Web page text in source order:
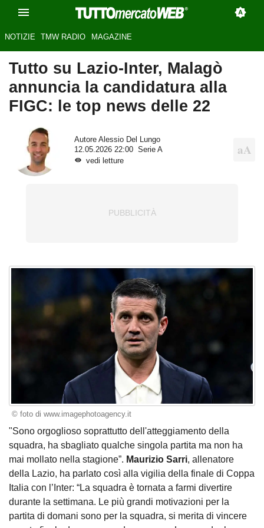
NOTIZIE TMW RADIO MAGAZINE
Tutto su Lazio-Inter, Malagò
annuncia la candidatura alla
FIGC: le top news delle 22
Autore Alessio Del Lungo
12.05.2026 22:00
Serie A
vedi letture
© foto di www.imagephotoagency.it
"Sono orgoglioso soprattutto dell'atteggiamento della
squadra, ha sbagliato qualche singola partita ma non ha
mai mollato nella stagione”. Maurizio Sarri, allenatore
della Lazio, ha parlato così alla vigilia della finale di Coppa
Italia con l’Inter: “La squadra è tornata a farmi divertire
durante la settimana. Le più grandi motivazioni per la
partita di domani sono per la squadra, si merita di vincere